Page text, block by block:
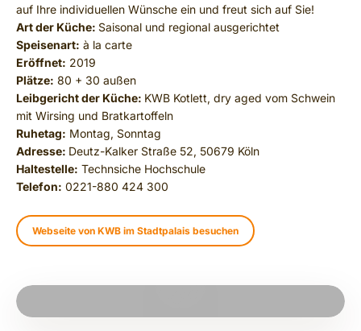
auf Ihre individuellen Wünsche ein und freut sich auf Sie!
Art der Küche: Saisonal und regional ausgerichtet
Speisenart: à la carte
Eröffnet: 2019
Plätze: 80 + 30 außen
Leibgericht der Küche: KWB Kotlett, dry aged vom Schwein
mit Wirsing und Bratkartoffeln
Ruhetag: Montag, Sonntag
Adresse: Deutz-Kalker Straße 52, 50679 Köln
Haltestelle: Technsiche Hochschule
Telefon: 0221-880 424 300
Webseite von KWB im Stadtpalais besuchen